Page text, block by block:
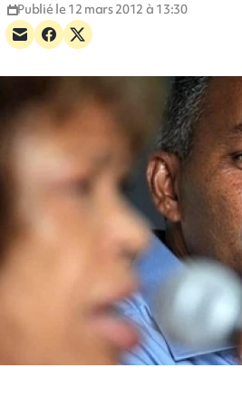
Publié le 12 mars 2012 à 13:30